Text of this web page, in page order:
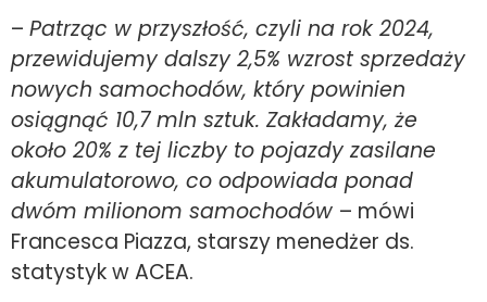
– Patrząc w przyszłość, czyli na rok 2024,
przewidujemy dalszy 2,5% wzrost sprzedaży
nowych samochodów, który powinien
osiągnąć 10,7 mln sztuk. Zakładamy, że
około 20% z tej liczby to pojazdy zasilane
akumulatorowo, co odpowiada ponad
dwóm milionom samochodów – mówi
Francesca Piazza, starszy menedżer ds.
statystyk w ACEA.